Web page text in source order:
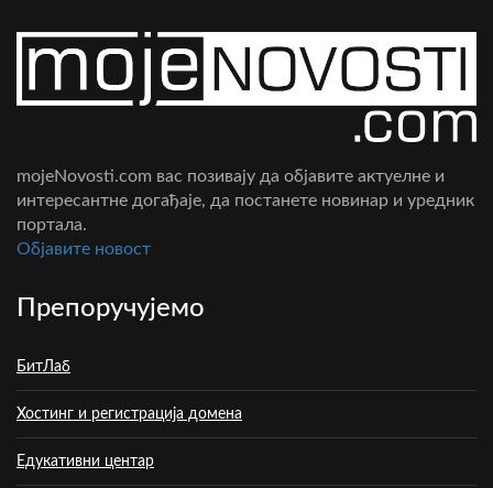
mojeNovosti.com вас позивају да објавите актуелне и
интересантне догађаје, да постанете новинар и уредник
портала.
Oбјавите новост
Препоручујемо
БитЛаб
Хостинг и регистрација домена
Едукативни центар